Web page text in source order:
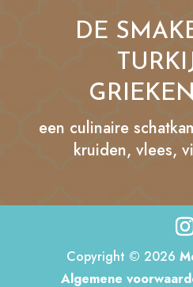
DE
een culinaire
kruiden, vlees,
Copyright © 2026
Algemene